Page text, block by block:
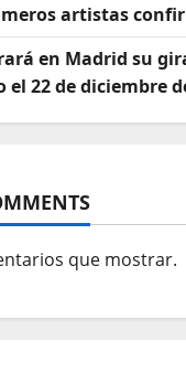
artistas
en Madrid su gira
22 de diciembre
que mostrar.